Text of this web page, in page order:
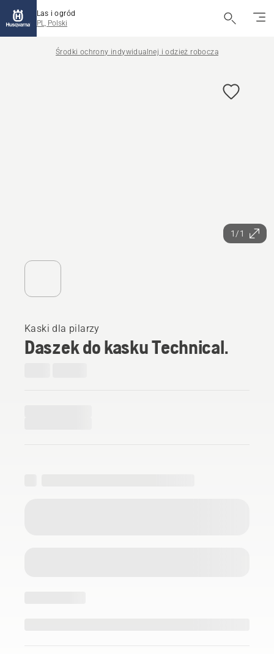
Las i ogród
PL, Polski
Środki ochrony indywidualnej i odzież robocza
1/1
Kaski dla pilarzy
Daszek do kasku Technical.